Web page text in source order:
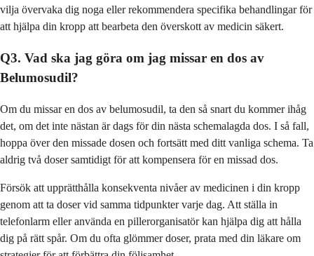
vilja övervaka dig noga eller rekommendera specifika behandlingar för
att hjälpa din kropp att bearbeta den överskott av medicin säkert.
Q3. Vad ska jag göra om jag missar en dos av
Belumosudil?
Om du missar en dos av belumosudil, ta den så snart du kommer ihåg
det, om det inte nästan är dags för din nästa schemalagda dos. I så fall,
hoppa över den missade dosen och fortsätt med ditt vanliga schema. Ta
aldrig två doser samtidigt för att kompensera för en missad dos.
Försök att upprätthålla konsekventa nivåer av medicinen i din kropp
genom att ta doser vid samma tidpunkter varje dag. Att ställa in
telefonlarm eller använda en pillerorganisatör kan hjälpa dig att hålla
dig på rätt spår. Om du ofta glömmer doser, prata med din läkare om